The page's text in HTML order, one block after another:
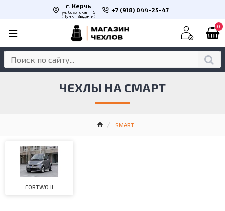
г. Керчь
ул. Советская, 15
(Пункт Выдачи)
+7 (918) 044-25-47
0
SMART
ЧЕХЛЫ НА СМАРТ
FORTWO II